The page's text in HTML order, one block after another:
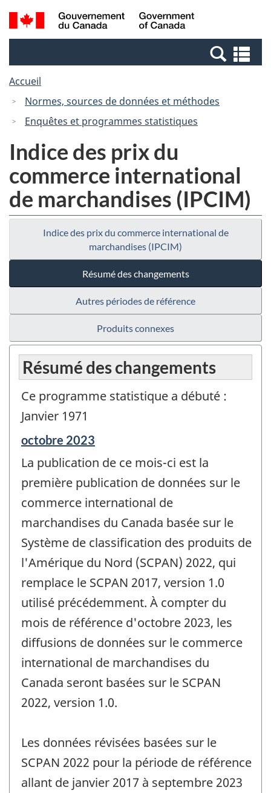
Passer
au
Passer
à
Canada
Recherche
et
et
Accueil
Normes, sources de données et méthodes
Enquêtes et programmes statistiques
Indice des prix du
commerce international
de marchandises (IPCIM)
Indice des prix du commerce international de
marchandises (IPCIM)
Résumé des changements
Autres périodes de référence
Produits connexes
Résumé des changements
Ce programme statistique a débuté :
Janvier 1971
Période
référence
de
changement
-
octobre 2023
La publication de ce mois-ci est la
première publication de données sur le
commerce international de
marchandises du Canada basée sur le
Système de classification des produits de
l'Amérique du Nord (SCPAN) 2022, qui
remplace le SCPAN 2017, version 1.0
utilisé précédemment. À compter du
mois de référence d'octobre 2023, les
diffusions de données sur le commerce
international de marchandises du
Canada seront basées sur le SCPAN
2022, version 1.0.
Les données révisées basées sur le
SCPAN 2022 pour la période de référence
allant de janvier 2017 à septembre 2023